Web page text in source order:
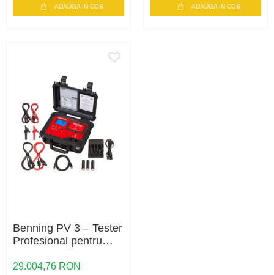
ADAUGA IN COS ADAUGA IN COS
Benning PV 3 – Tester
Profesional pentru
cu Măsurare I-V și
29.004,76 RON